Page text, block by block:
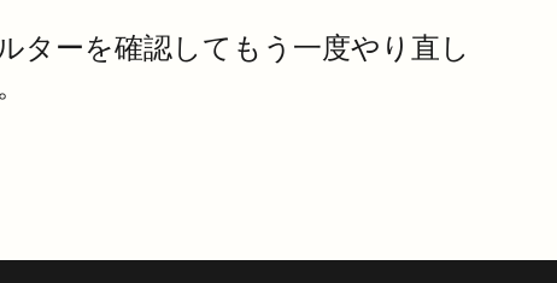
ターを確認してもう一度やり直し